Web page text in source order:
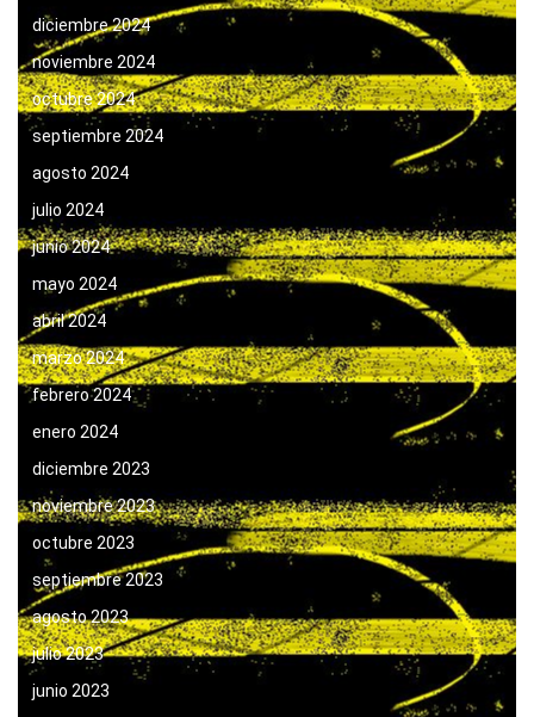
diciembre 2024
noviembre 2024
octubre 2024
septiembre 2024
agosto 2024
julio 2024
junio 2024
mayo 2024
abril 2024
marzo 2024
febrero 2024
enero 2024
diciembre 2023
noviembre 2023
octubre 2023
septiembre 2023
agosto 2023
julio 2023
junio 2023